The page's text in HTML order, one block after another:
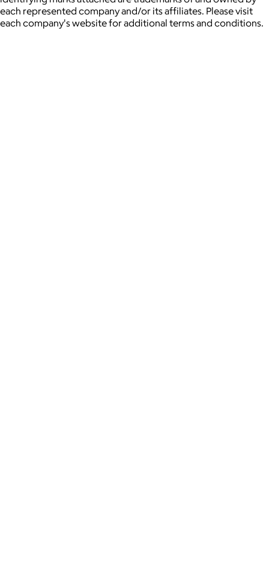
each represented company and/or its affiliates. Please visit
each company's website for additional terms and conditions.